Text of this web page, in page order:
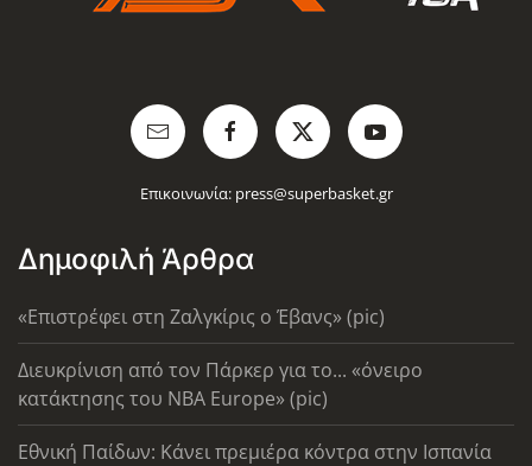
Επικοινωνία: press@superbasket.gr
Δημοφιλή Άρθρα
«Επιστρέφει στη Ζαλγκίρις ο Έβανς» (pic)
Διευκρίνιση από τον Πάρκερ για το... «όνειρο
κατάκτησης του ΝΒΑ Europe» (pic)
Εθνική Παίδων: Κάνει πρεμιέρα κόντρα στην Ισπανία